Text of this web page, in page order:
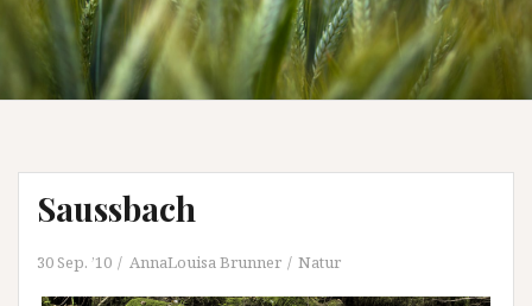
Saussbach
30 Sep. ’10 AnnaLouisa Brunner Natur